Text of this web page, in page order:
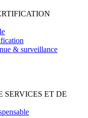
& surveillance
SERVICES ET DE